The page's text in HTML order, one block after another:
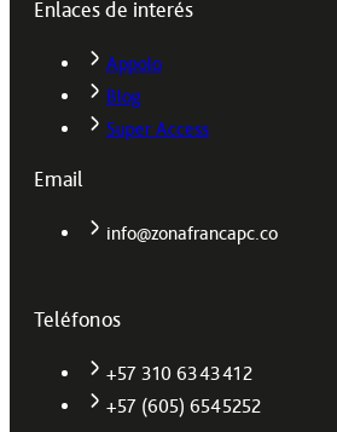
Enlaces de interés
Appolo
Blog
Super Access
Email
info@zonafrancapc.co
Teléfonos
+57 310 6343412
+57 (605) 6545252